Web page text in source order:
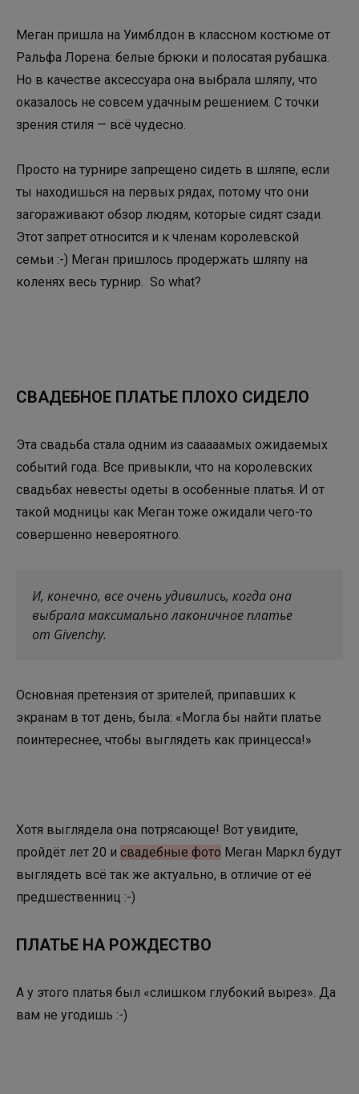
Меган пришла на Уимблдон в классном костюме от
Ральфа Лорена: белые брюки и полосатая рубашка.
Но в качестве аксессуара она выбрала шляпу, что
оказалось не совсем удачным решением. С точки
зрения стиля — всё чудесно.
Просто на турнире запрещено сидеть в шляпе, если
ты находишься на первых рядах, потому что они
загораживают обзор людям, которые сидят сзади.
Этот запрет относится и к членам королевской
семьи :-) Меган пришлось продержать шляпу на
коленях весь турнир. So what?
СВАДЕБНОЕ ПЛАТЬЕ ПЛОХО СИДЕЛО
Эта свадьба стала одним из сааааамых ожидаемых
событий года. Все привыкли, что на королевских
свадьбах невесты одеты в особенные платья. И от
такой модницы как Меган тоже ожидали чего-то
совершенно невероятного.
И, конечно, все очень удивились, когда она
выбрала максимально лаконичное платье
от Givenchy.
Основная претензия от зрителей, припавших к
экранам в тот день, была: «Могла бы найти платье
поинтереснее, чтобы выглядеть как принцесса!»
Хотя выглядела она потрясающе! Вот увидите,
пройдёт лет 20 и свадебные фото Меган Маркл будут
выглядеть всё так же актуально, в отличие от её
предшественниц :-)
ПЛАТЬЕ НА РОЖДЕСТВО
А у этого платья был «слишком глубокий вырез». Да
вам не угодишь :-)